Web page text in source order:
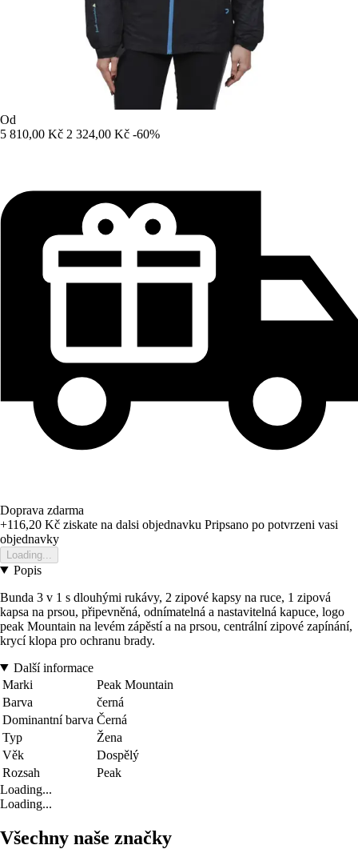
Od
5 810,00 Kč 2 324,00 Kč -60%
Doprava zdarma
+116,20 Kč ziskate na dalsi objednavku Pripsano po potvrzeni vasi
objednavky
Loading...
Popis
Bunda 3 v 1 s dlouhými rukávy, 2 zipové kapsy na ruce, 1 zipová
kapsa na prsou, připevněná, odnímatelná a nastavitelná kapuce, logo
peak Mountain na levém zápěstí a na prsou, centrální zipové zapínání,
krycí klopa pro ochranu brady.
Další informace
Marki
Peak Mountain
Barva
černá
Dominantní barva Černá
Typ
Žena
Věk
Dospělý
Rozsah
Peak
Loading...
Loading...
Všechny naše značky